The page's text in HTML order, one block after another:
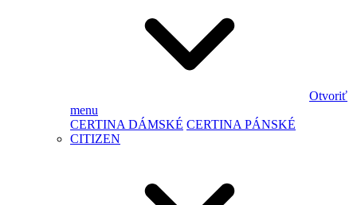
Otvoriť
menu
CERTINA DÁMSKÉ CERTINA PÁNSKÉ
CITIZEN